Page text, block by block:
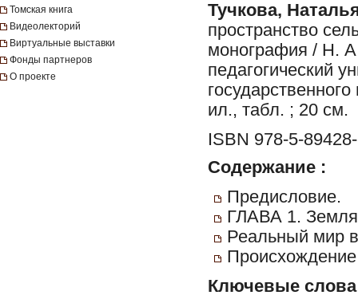
Томская книга
Видеолекторий
Виртуальные выставки
Фонды партнеров
О проекте
Тучкова,
пространство
монография / Н.
педагогический
ил., табл. ; 20 см.
ISBN 978-5-
Содержание :
Предисловие.
ГЛАВА 1.
Реальный мир в
Ключевые слова